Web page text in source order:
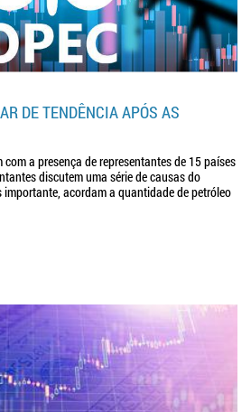
DE TENDÊNCIA APÓS AS
a presença de representantes de 15 países
discutem uma série de causas do
importante, acordam a quantidade de petróleo